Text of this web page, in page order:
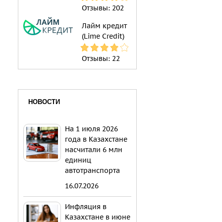
Отзывы: 202
Лайм кредит
(Lime Credit)
Отзывы: 22
НОВОСТИ
На 1 июля 2026
года в Казахстане
насчитали 6 млн
единиц
автотранспорта
16.07.2026
Инфляция в
Казахстане в июне